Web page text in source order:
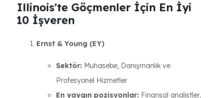
Illinois'te Göçmenler İçin En İyi
10 İşveren
Ernst & Young (EY)
Sektör: Muhasebe, Danışmanlık ve
Profesyonel Hizmetler
En yaygın pozisyonlar: Finansal analistler,